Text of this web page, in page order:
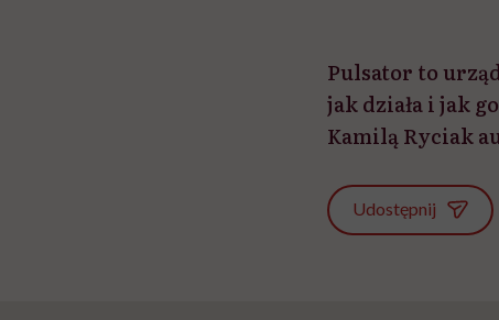
Pulsator to
jak działa i jak
Kamilą Ryciak
Udostępnij